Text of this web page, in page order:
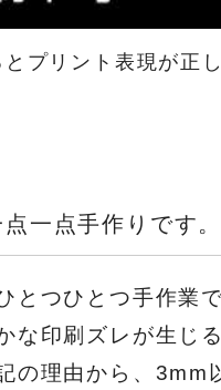
プリント表現が正
一点手作りです
とつひとつ手作業
な印刷ズレが生じ
の理由から、3mm